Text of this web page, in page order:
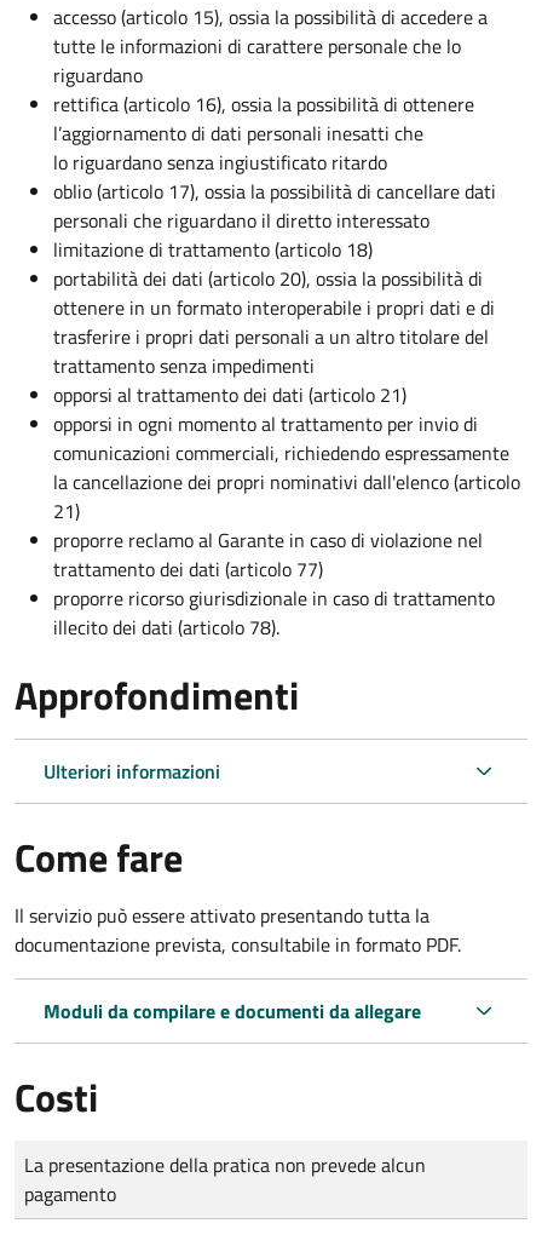
accesso (articolo 15), ossia la possibilità di accedere a
tutte le informazioni di carattere personale che lo
riguardano
rettifica (articolo 16), ossia la possibilità di ottenere
l’aggiornamento di dati personali inesatti che
lo riguardano senza ingiustificato ritardo
oblio (articolo 17), ossia la possibilità di cancellare dati
personali che riguardano il diretto interessato
limitazione di trattamento (articolo 18)
portabilità dei dati (articolo 20), ossia la possibilità di
ottenere in un formato interoperabile i propri dati e di
trasferire i propri dati personali a un altro titolare del
trattamento senza impedimenti
opporsi al trattamento dei dati (articolo 21)
opporsi in ogni momento al trattamento per invio di
comunicazioni commerciali, richiedendo espressamente
la cancellazione dei propri nominativi dall'elenco (articolo
21)
proporre reclamo al Garante in caso di violazione nel
trattamento dei dati (articolo 77)
proporre ricorso giurisdizionale in caso di trattamento
illecito dei dati (articolo 78).
Approfondimenti
Ulteriori informazioni
Come fare
Il servizio può essere attivato presentando tutta la
documentazione prevista, consultabile in formato PDF.
Moduli da compilare e documenti da allegare
Costi
Tipo di pagamento
Importo
La presentazione della pratica non prevede alcun
pagamento